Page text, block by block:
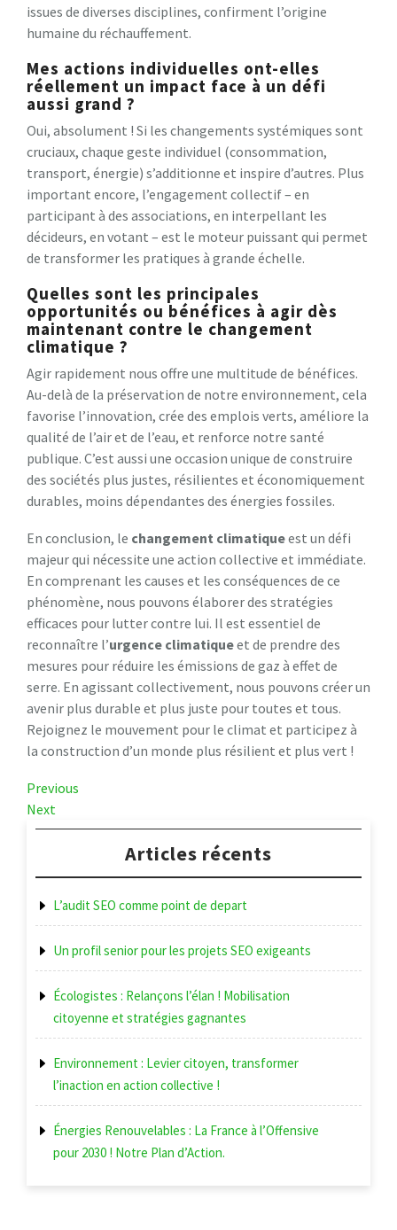
issues de diverses disciplines, confirment l’origine
humaine du réchauffement.
Mes actions individuelles ont-elles
réellement un impact face à un défi
aussi grand ?
Oui, absolument ! Si les changements systémiques sont
cruciaux, chaque geste individuel (consommation,
transport, énergie) s’additionne et inspire d’autres. Plus
important encore, l’engagement collectif – en
participant à des associations, en interpellant les
décideurs, en votant – est le moteur puissant qui permet
de transformer les pratiques à grande échelle.
Quelles sont les principales
opportunités ou bénéfices à agir dès
maintenant contre le changement
climatique ?
Agir rapidement nous offre une multitude de bénéfices.
Au-delà de la préservation de notre environnement, cela
favorise l’innovation, crée des emplois verts, améliore la
qualité de l’air et de l’eau, et renforce notre santé
publique. C’est aussi une occasion unique de construire
des sociétés plus justes, résilientes et économiquement
durables, moins dépendantes des énergies fossiles.
En conclusion, le changement climatiqueest un défi
majeur qui nécessite une action collective et immédiate.
En comprenant les causes et les conséquences de ce
phénomène, nous pouvons élaborer des stratégies
efficaces pour lutter contre lui. Il est essentiel de
reconnaître l’urgence climatiqueet de prendre des
mesures pour réduire les émissions de gaz à effet de
serre. En agissant collectivement, nous pouvons créer un
avenir plus durable et plus juste pour toutes et tous.
Rejoignez le mouvement pour le climat et participez à
la construction d’un monde plus résilient et plus vert !
Navigation
de
l’article
Previous
Post
Previous
Next
Post
Next
Articles récents
L’audit SEO comme point de depart
Un profil senior pour les projets SEO exigeants
Écologistes : Relançons l’élan ! Mobilisation
citoyenne et stratégies gagnantes
Environnement : Levier citoyen, transformer
l’inaction en action collective !
Énergies Renouvelables : La France à l’Offensive
pour 2030 ! Notre Plan d’Action.